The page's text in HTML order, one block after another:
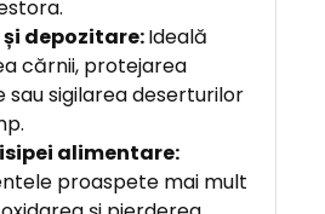
depozitare:Ideală
cărnii, protejarea
sigilarea deserturilor
alimentare:
proaspete mai mult